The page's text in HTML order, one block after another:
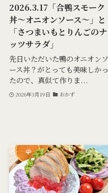
2026.3.17「合鴨スモーク
丼～オニオンソース～」と
「さつまいもとりんごのナ
ッツサラダ」
先日いただいた鴨のオニオンソ
ース丼？がとっても美味しかっ
たので、真似て作りま...
2026年3月19日 おかず